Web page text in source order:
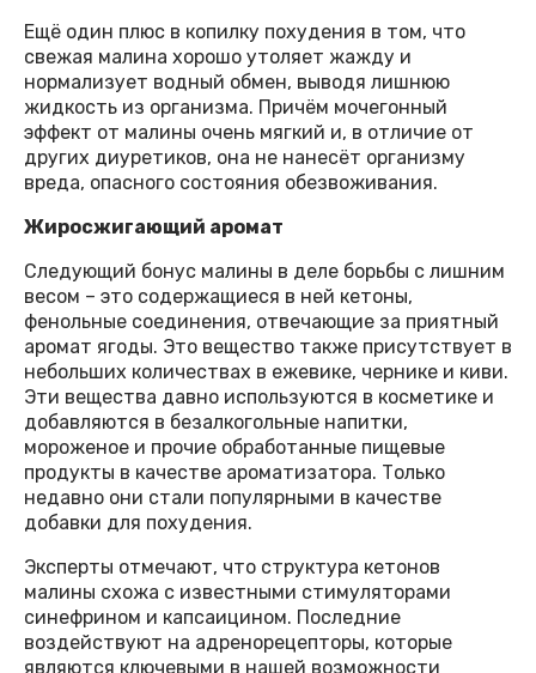
Ещё один плюс в копилку похудения в том, что
свежая малина хорошо утоляет жажду и
нормализует водный обмен, выводя лишнюю
жидкость из организма. Причём мочегонный
эффект от малины очень мягкий и, в отличие от
других диуретиков, она не нанесёт организму
вреда, опасного состояния обезвоживания.
Жиросжигающий аромат
Следующий бонус малины в деле борьбы с лишним
весом – это содержащиеся в ней кетоны,
фенольные соединения, отвечающие за приятный
аромат ягоды. Это вещество также присутствует в
небольших количествах в ежевике, чернике и киви.
Эти вещества давно используются в косметике и
добавляются в безалкогольные напитки,
мороженое и прочие обработанные пищевые
продукты в качестве ароматизатора. Только
недавно они стали популярными в качестве
добавки для похудения.
Эксперты отмечают, что структура кетонов
малины схожа с известными стимуляторами
синефрином и капсаицином. Последние
воздействуют на адренорецепторы, которые
являются ключевыми в нашей возможности